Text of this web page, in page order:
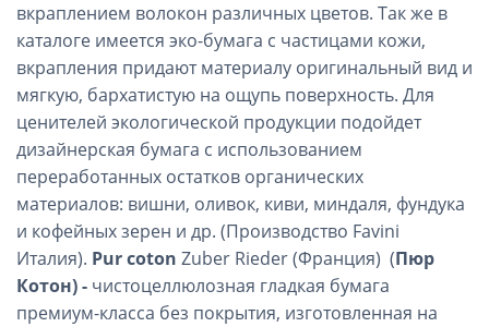
вкраплением волокон различных цветов. Так же в
каталоге имеется эко-бумага с частицами кожи,
вкрапления придают материалу оригинальный вид и
мягкую, бархатистую на ощупь поверхность. Для
ценителей экологической продукции подойдет
дизайнерская бумага с использованием
переработанных остатков органических
материалов: вишни, оливок, киви, миндаля, фундука
и кофейных зерен и др. (Производство Favini
Италия). Pur coton Zuber Rieder (Франция) (Пюр
Котон)- чистоцеллюлозная гладкая бумага
премиум-класса без покрытия, изготовленная на